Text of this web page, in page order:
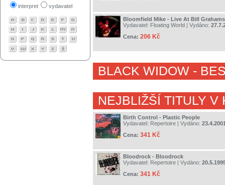
interpret vydavatel
Bloomfield Mike - Live At Bill
Vydavatel: Floating World | Vydáno:
Cena: 206 Kč
BLACK WIDOW -
NEJBLIŽŠÍ TITULY V
Birth Control - Plastic People
Vydavatel: Repertoire | Vydáno:
Cena: 341 Kč
Bloodrock - Bloodrock
Vydavatel: Repertoire | Vydáno:
Cena: 341 Kč